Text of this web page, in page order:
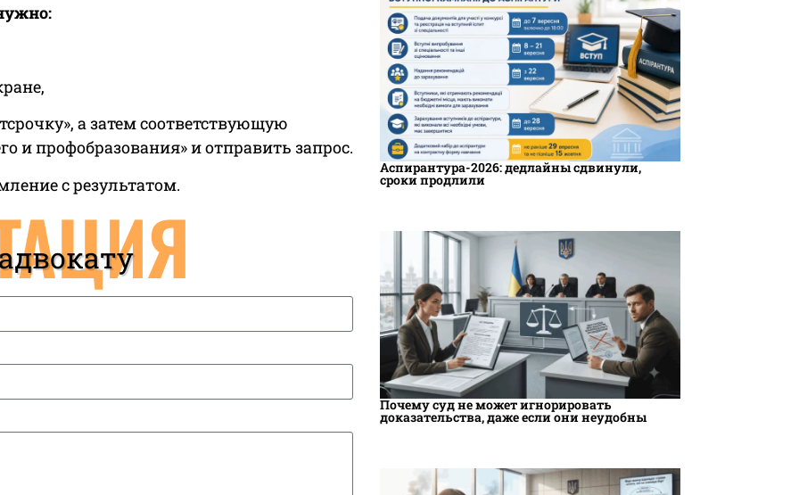
а затем соответствующую
и профобразования» и отправить запрос.
с результатом.
Аспирантура-2026: дедлайны сдвинули,
сроки продлили
Почему суд не может игнорировать
доказательства, даже если они неудобны